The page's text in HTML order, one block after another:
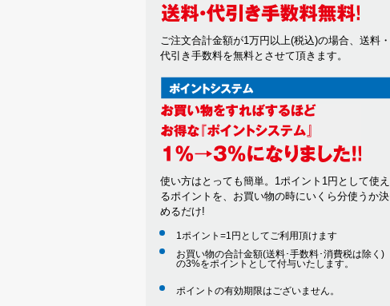
ご注文合計金額が1万円以上(税込)の場合、送料・
代引き手数料を無料とさせて頂きます。
使い方はとっても簡単。1ポイント1円として使え
るポイントを、お買い物の時にいくら分使うか決
めるだけ!
1ポイント=1円としてご利用頂けます
お買い物の合計金額(送料･手数料･消費税は除く)
の3%をポイントとして付与いたします。
ポイントの有効期限はございません。